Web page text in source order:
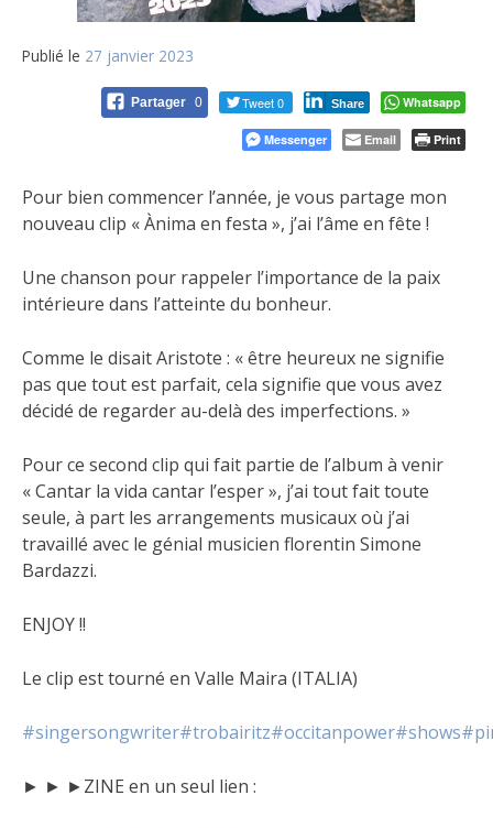
Publié le 27 janvier 2023
Partager 0 Tweet 0 Share Whatsapp
Messenger Email Print
Pour bien commencer l’année, je vous partage mon
nouveau clip « Ànima en festa », j’ai l’âme en fête !
Une chanson pour rappeler l’importance de la paix
intérieure dans l’atteinte du bonheur.
Comme le disait Aristote : « être heureux ne signifie
pas que tout est parfait, cela signifie que vous avez
décidé de regarder au-delà des imperfections. »
Pour ce second clip qui fait partie de l’album à venir
« Cantar la vida cantar l’esper », j’ai tout fait toute
seule, à part les arrangements musicaux où j’ai
travaillé avec le génial musicien florentin Simone
Bardazzi.
ENJOY !!
Le clip est tourné en Valle Maira (ITALIA)
#singersongwriter#trobairitz#occitanpower#shows
► ► ►ZINE en un seul lien :